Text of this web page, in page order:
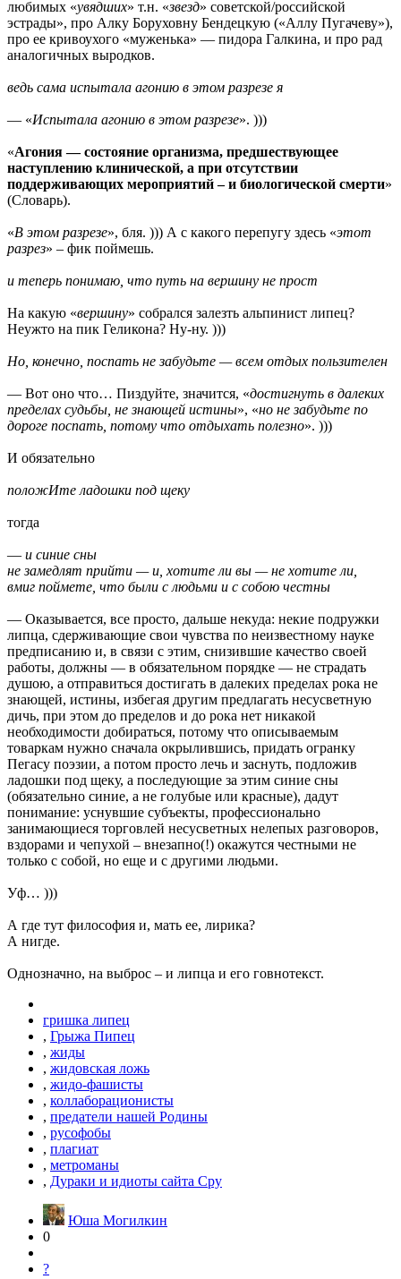
любимых «увядших» т.н. «звезд» советской/российской
эстрады», про Алку Боруховну Бендецкую («Аллу Пугачеву»),
про ее кривоухого «муженька» — пидора Галкина, и про рад
аналогичных выродков.
ведь сама испытала агонию в этом разрезе я
— «Испытала агонию в этом разрезе». )))
«Агония — состояние организма, предшествующее
наступлению клинической, а при отсутствии
поддерживающих мероприятий – и биологической смерти»
(Словарь).
«В этом разрезе», бля. ))) А с какого перепугу здесь «этот
разрез» – фик поймешь.
и теперь понимаю, что путь на вершину не прост
На какую «вершину» собрался залезть альпинист липец?
Неужто на пик Геликона? Ну-ну. )))
Но, конечно, поспать не забудьте — всем отдых пользителен
— Вот оно что… Пиздуйте, значится, «достигнуть в далеких
пределах судьбы, не знающей истины», «но не забудьте по
дороге поспать, потому что отдыхать полезно». )))
И обязательно
положИте ладошки под щеку
тогда
— и синие сны
не замедлят прийти — и, хотите ли вы — не хотите ли,
вмиг поймете, что были с людьми и с собою честны
— Оказывается, все просто, дальше некуда: некие подружки
липца, сдерживающие свои чувства по неизвестному науке
предписанию и, в связи с этим, снизившие качество своей
работы, должны — в обязательном порядке — не страдать
душою, а отправиться достигать в далеких пределах рока не
знающей, истины, избегая другим предлагать несусветную
дичь, при этом до пределов и до рока нет никакой
необходимости добираться, потому что описываемым
товаркам нужно сначала окрылившись, придать огранку
Пегасу поэзии, а потом просто лечь и заснуть, подложив
ладошки под щеку, а последующие за этим синие сны
(обязательно синие, а не голубые или красные), дадут
понимание: уснувшие субъекты, профессионально
занимающиеся торговлей несусветных нелепых разговоров,
вздорами и чепухой – внезапно(!) окажутся честными не
только с собой, но еще и с другими людьми.
Уф… )))
А где тут философия и, мать ее, лирика?
А нигде.
Однозначно, на выброс – и липца и его говнотекст.
гришка липец
, Грыжа Пипец
, жиды
, жидовская ложь
, жидо-фашисты
, коллаборационисты
, предатели нашей Родины
, русофобы
, плагиат
, метроманы
, Дураки и идиоты сайта Сру
Юша Могилкин
0
?